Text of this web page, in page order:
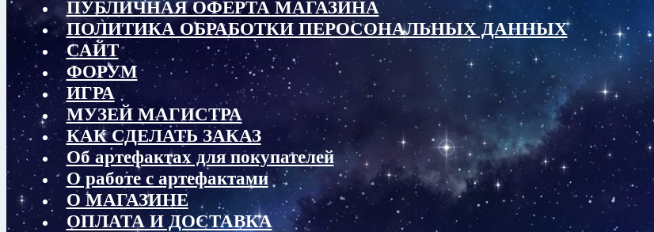
ПУБЛИЧНАЯ ОФЕРТА МАГАЗИНА
ПОЛИТИКА ОБРАБОТКИ ПЕРОСОНАЛЬНЫХ ДАННЫХ
САЙТ
ФОРУМ
ИГРА
МУЗЕЙ МАГИСТРА
КАК СДЕЛАТЬ ЗАКАЗ
Об артефактах для покупателей
О работе с артефактами
О МАГАЗИНЕ
ОПЛАТА И ДОСТАВКА